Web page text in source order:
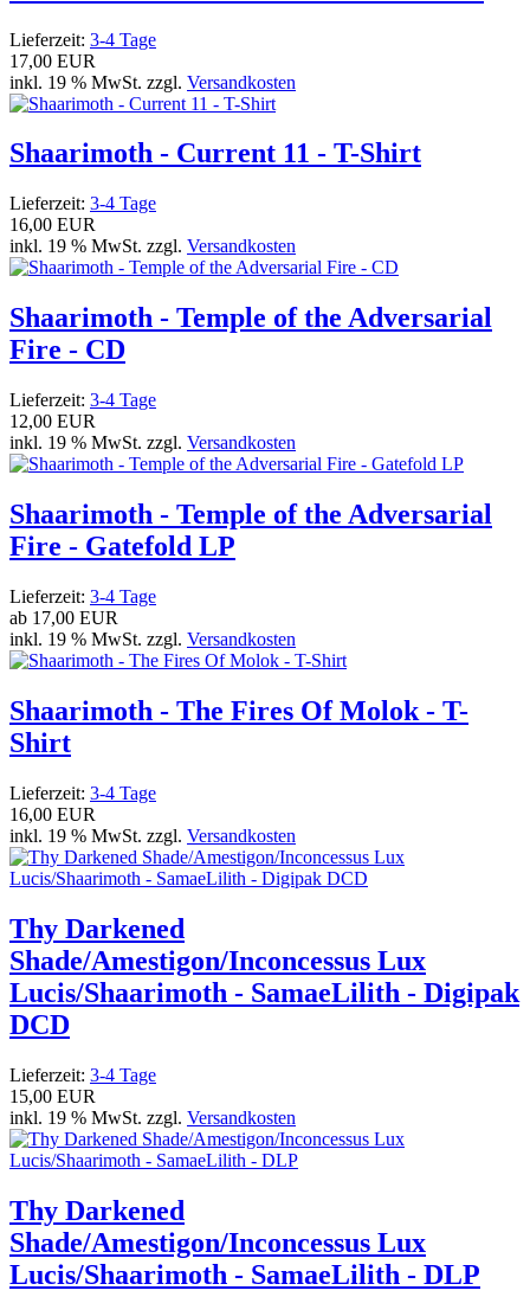
Lieferzeit: 3-4 Tage
17,00 EUR
inkl. 19 % MwSt. zzgl. Versandkosten
Shaarimoth - Current 11 - T-Shirt
Lieferzeit: 3-4 Tage
16,00 EUR
inkl. 19 % MwSt. zzgl. Versandkosten
Shaarimoth - Temple of the Adversarial
Fire - CD
Lieferzeit: 3-4 Tage
12,00 EUR
inkl. 19 % MwSt. zzgl. Versandkosten
Shaarimoth - Temple of the Adversarial
Fire - Gatefold LP
Lieferzeit: 3-4 Tage
ab 17,00 EUR
inkl. 19 % MwSt. zzgl. Versandkosten
Shaarimoth - The Fires Of Molok - T-
Shirt
Lieferzeit: 3-4 Tage
16,00 EUR
inkl. 19 % MwSt. zzgl. Versandkosten
Thy Darkened
Shade/Amestigon/Inconcessus Lux
Lucis/Shaarimoth - SamaeLilith - Digipak
DCD
Lieferzeit: 3-4 Tage
15,00 EUR
inkl. 19 % MwSt. zzgl. Versandkosten
Thy Darkened
Shade/Amestigon/Inconcessus Lux
Lucis/Shaarimoth - SamaeLilith - DLP